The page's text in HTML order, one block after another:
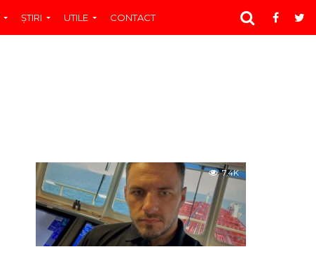
ŞTIRI UTILE CONTACT
7.4K